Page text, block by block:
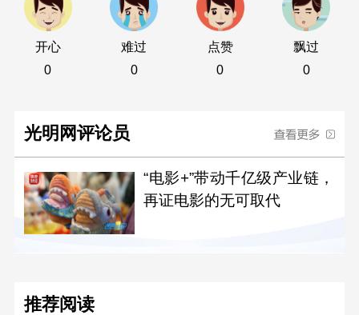
开心
0
难过
0
点赞
0
飘过
0
光明网评论员
“电影+”带动千亿级产业链，
再证电影的无可取代
推荐阅读